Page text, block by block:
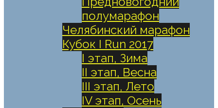
полумарафон
Челябинский марафон
Кубок I Run 2017
I этап, Зима
II этап, Весна
III этап, Лето
IV этап, Осень